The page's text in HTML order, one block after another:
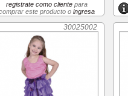
registrate como clientepara
este producto o ingresa
30025002